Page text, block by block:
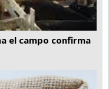
el campo confirma